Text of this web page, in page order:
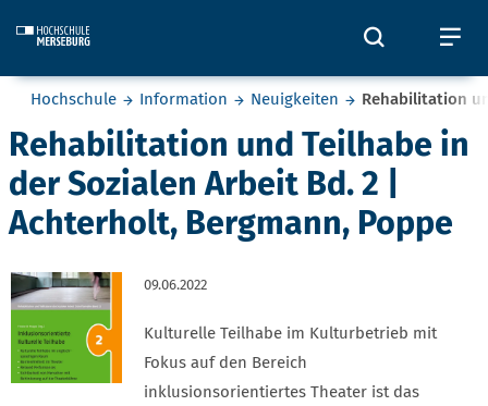
Öffnet
Sie befinden sich hier:
Hochschule Information Neuigkeiten Rehabilitation
Rehabilitation und Teilhabe in
der Sozialen Arbeit Bd. 2 |
Achterholt, Bergmann, Poppe
09.06.2022
Kulturelle Teilhabe im Kulturbetrieb mit
Fokus auf den Bereich
inklusionsorientiertes Theater ist das